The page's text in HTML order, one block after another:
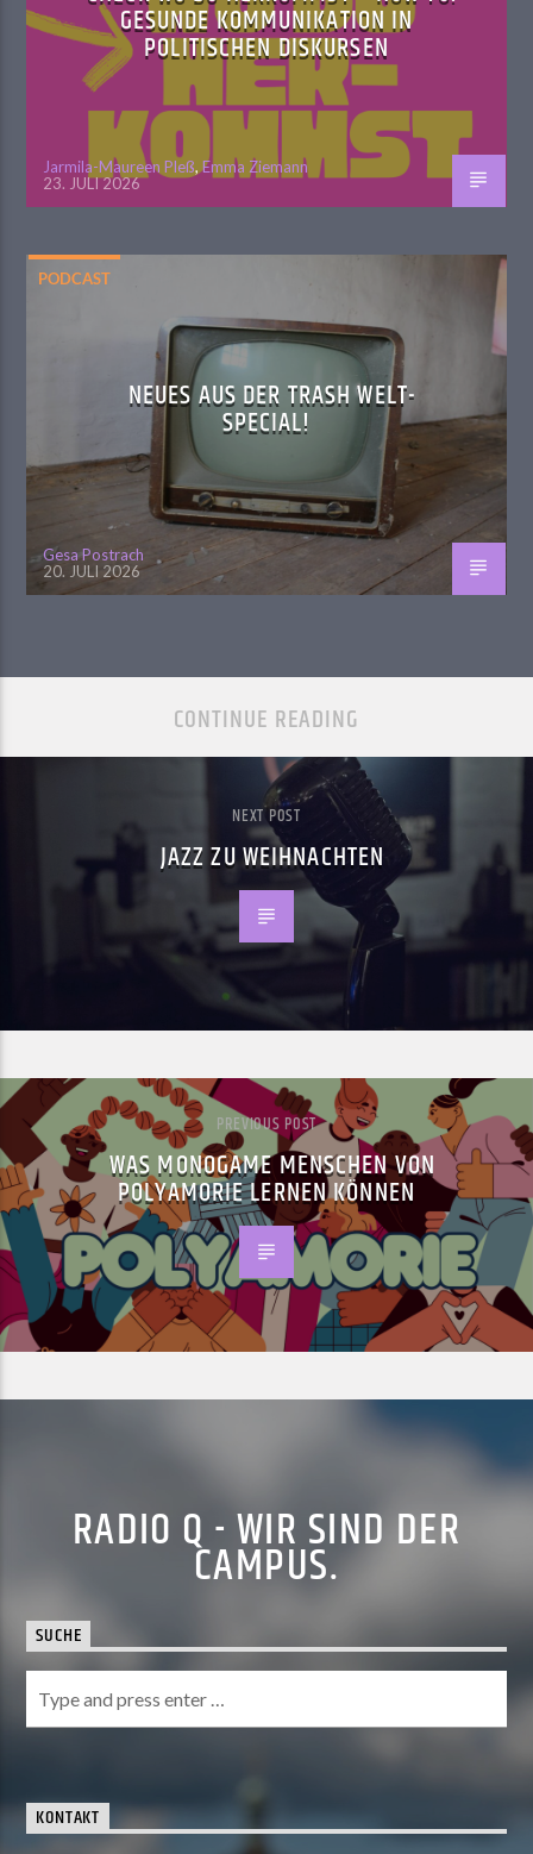
GESUNDE KOMMUNIKATION IN
POLITISCHEN DISKURSEN
Jarmila-Maureen Pleß,Emma Ziemann
23. JULI 2026
PODCAST
NEUES AUS DER TRASH WELT-
SPECIAL!
Gesa Postrach
20. JULI 2026
CONTINUE READING
NEXT POST
JAZZ ZU WEIHNACHTEN
PREVIOUS POST
WAS MONOGAME MENSCHEN VON
POLYAMORIE LERNEN KÖNNEN
RADIO Q - WIR SIND DER
CAMPUS.
SUCHE
KONTAKT